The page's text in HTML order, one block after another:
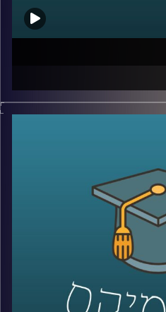
סוף החודש?
לכדור הארץ?
בפלטפורמתPolymarket
כסף אמיתי על העתיד. על
ואפילו סוף העולם.
להבין מה קורה, יש אנשים
לראות “מה הסיכויים” ועל